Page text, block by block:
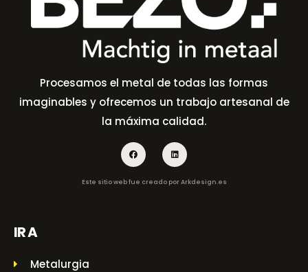
Procesamos el metal de todas las formas
imaginables y ofrecemos un trabajo artesanal de
la máxima calidad.
Este sitio web fue creado porArkdesign.es
IR A
Metalurgia